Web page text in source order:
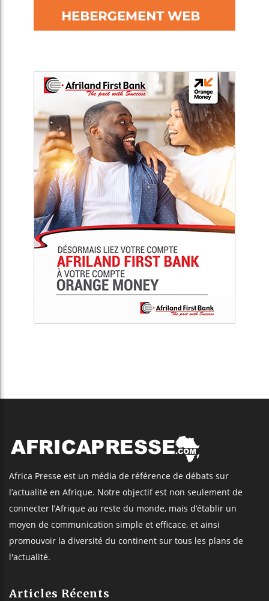
Africa Presse est un média de référence de débats sur
l’actualité en Afrique. Notre objectif est non seulement de
connecter l’Afrique au reste du monde, mais d’établir un
moyen de communication simple et efficace, et ainsi
promouvoir la diversité du continent sur tous les plans de
l'actualité.
Articles Récents